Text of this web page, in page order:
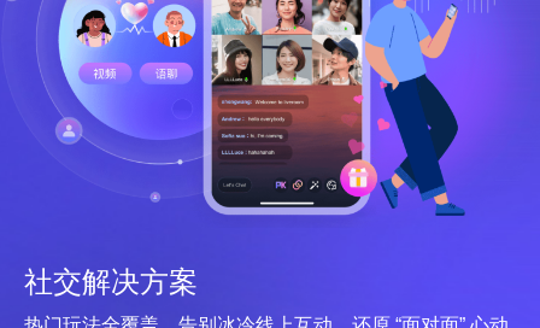
社交解决方案